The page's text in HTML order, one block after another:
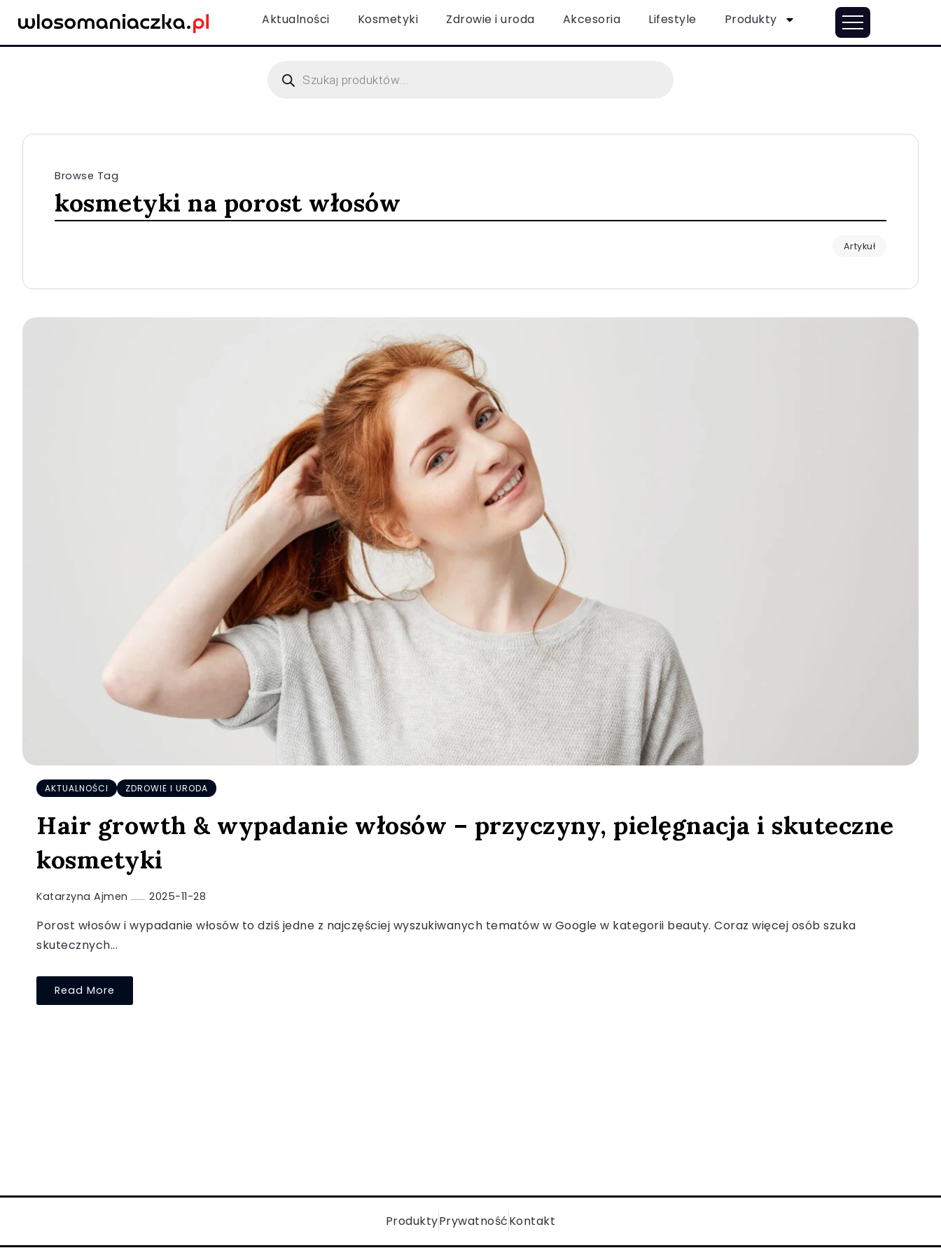
Aktualności Kosmetyki Zdrowie i uroda Akcesoria Lifestyle Produkty
Browse Tag
kosmetyki na porost włosów
Artykuł
AKTUALNOŚCI ZDROWIE I URODA
Hair growth & wypadanie włosów – przyczyny, pielęgnacja i skuteczne
kosmetyki
Katarzyna Ajmen 2025-11-28
Porost włosów i wypadanie włosów to dziś jedne z najczęściej wyszukiwanych tematów w Google w kategorii beauty. Coraz więcej osób szuka
skutecznych...
Read More
ProduktyPrywatnośćKontakt